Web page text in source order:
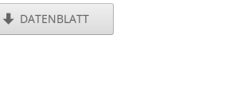
0,05 N.
≤ ± 0,5% (Klasse 0,5).
DATENBLATT